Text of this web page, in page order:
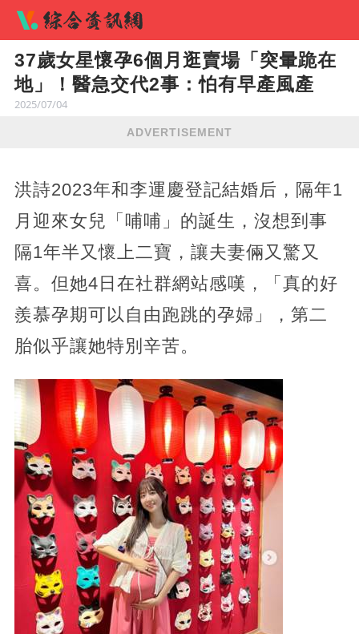
37歲女星懷孕6個月逛賣場「突暈跪在
地」！醫急交代2事：怕有早產風產
2025/07/04
ADVERTISEMENT
洪詩2023年和李運慶登記結婚后，隔年1
月迎來女兒「哺哺」的誕生，沒想到事
隔1年半又懷上二寶，讓夫妻倆又驚又
喜。但她4日在社群網站感嘆，「真的好
羨慕孕期可以自由跑跳的孕婦」，第二
胎似乎讓她特別辛苦。